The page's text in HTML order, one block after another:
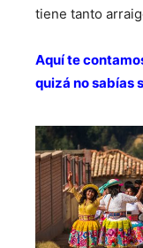
tiene tanto
Aquí te
quizá no sabías